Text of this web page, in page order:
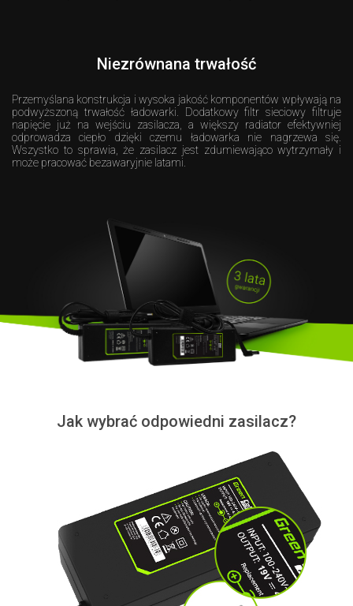
Niezrównana trwałość
Przemyślana konstrukcja i wysoka jakość komponentów wpływają na
podwyższoną trwałość ładowarki. Dodatkowy filtr sieciowy filtruje
napięcie już na wejściu zasilacza, a większy radiator efektywniej
odprowadza ciepło dzięki czemu ładowarka nie nagrzewa się.
Wszystko to sprawia, że zasilacz jest zdumiewająco wytrzymały i
może pracować bezawaryjnie latami.
Jak wybrać odpowiedni zasilacz?